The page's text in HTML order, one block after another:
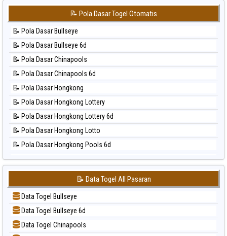
⚽ Bola Hitam Sydney Lotto
⚽ Bola Hitam Sydney Pools 6d
⚽ Bola Hitam Taipei
⚽ Bola Hitam Taiwan
📊 Statistik Japan 6d
📊 Statistik Korea
📊 Statistik Kuda Lari
📊 Statistik Magnum Cambodia
📊 Statistik Nagoya
📊 Statistik New York Midday
📊 Statistik North Carolina Day
📊 Statistik Pcso
📊 Statistik Pennsylvania Day
📊 Statistik Sao Paulo
📊 Statistik Singapore
📊 Statistik Sydney
📊 Statistik Sydney Lottery
📊 Statistik Sydney Lottery 6d
📊 Statistik Sydney Lotto
📊 Statistik Sydney Pools 6d
📝 Pola Dasar Togel Otomatis
📝 Pola Dasar Bullseye
📝 Pola Dasar Bullseye 6d
📝 Pola Dasar Chinapools
📝 Pola Dasar Chinapools 6d
📝 Pola Dasar Hongkong
📝 Pola Dasar Hongkong Lottery
📝 Pola Dasar Hongkong Lottery 6d
📝 Pola Dasar Hongkong Lotto
📝 Pola Dasar Hongkong Pools 6d
📝 Pola Dasar Japan
📝 Pola Dasar Japan 6d
📝 Pola Dasar Korea
📝 Pola Dasar Kuda Lari
📝 Pola Dasar Magnum Cambodia
📝 Pola Dasar Nagoya
📝 Data Togel All Pasaran
Data Togel Bullseye
Data Togel Bullseye 6d
Data Togel Chinapools